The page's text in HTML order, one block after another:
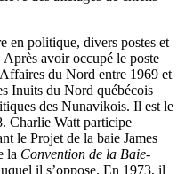
en politique, divers postes et
avoir occupé le poste
du Nord entre 1969 et
Inuits du Nord québécois
des Nunavikois. Il est le
Charlie Watt participe
le Projet de la baie James
la Convention de la Baie-
il s’oppose. En 1973, il